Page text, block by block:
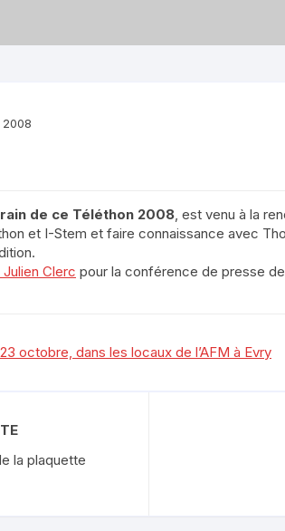
de ce Téléthon 2008, est venu à la
et I-Stem et faire connaissance avec
Clerc pour la conférence de presse
octobre, dans les locaux de l’AFM à Evry
la plaquette